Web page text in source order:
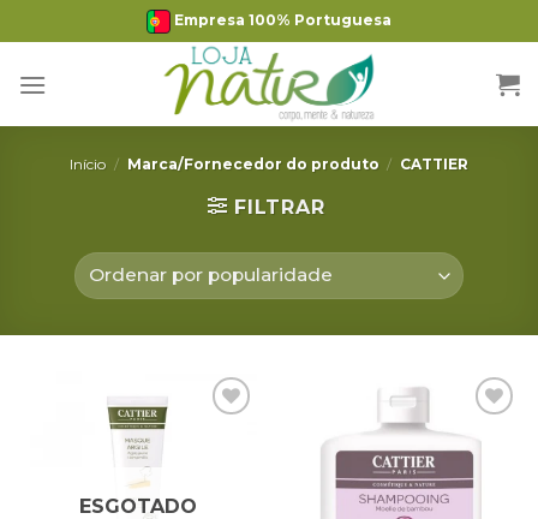
to
content
Empresa 100% Portuguesa
Início / Marca/Fornecedor do produto / CATTIER
FILTRAR
ESGOTADO
Adicionar